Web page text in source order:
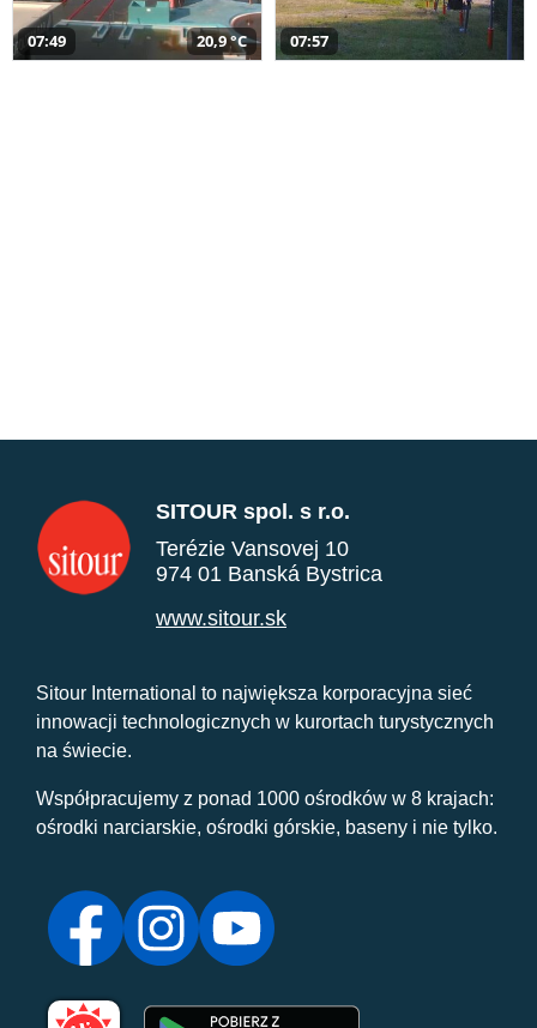
07:49 20,9 °C 07:57
SITOUR spol. s r.o.
Terézie Vansovej 10
974 01 Banská Bystrica
www.sitour.sk
Sitour International to największa korporacyjna sieć
innowacji technologicznych w kurortach turystycznych
na świecie.
Współpracujemy z ponad 1000 ośrodków w 8 krajach:
ośrodki narciarskie, ośrodki górskie, baseny i nie tylko.